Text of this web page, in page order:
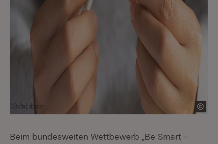
Beim bundesweiten Wettbewerb „Be Smart –